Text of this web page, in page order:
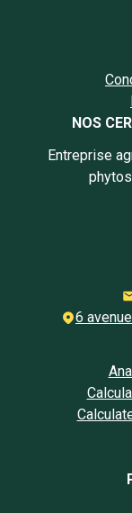
NOS
Entreprise
6